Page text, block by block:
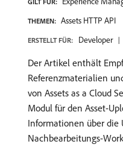
THEMEN: Assets HTTP API
ERSTELLT FÜR: Developer
Der Artikel enthält
Referenzmaterialien
von Assets as a Cloud
Modul für den Asset-
Informationen über die
Nachbearbeitungs-